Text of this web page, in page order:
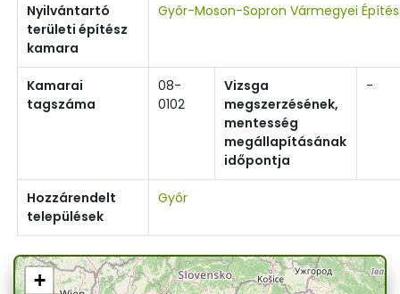
Nyilvántartó
területi építész
kamara
Győr-Moson-Sopron Vármegyei
Kamarai
tagszáma
08-
0102
Vizsga
megszerzésének,
mentesség
megállapításának
időpontja
-
Hozzárendelt
települések
Győr
+